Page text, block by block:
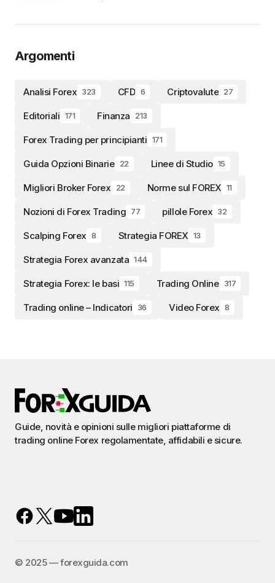
Argomenti
Analisi Forex 323 CFD 6 Criptovalute 27
Editoriali 171 Finanza 213
Forex Trading per principianti 171
Guida Opzioni Binarie 22 Linee di Studio 15
Migliori Broker Forex 22 Norme sul FOREX 11
Nozioni di Forex Trading 77 pillole Forex 32
Scalping Forex 8 Strategia FOREX 13
Strategia Forex avanzata 144
Strategia Forex: le basi 115 Trading Online 317
Trading online – Indicatori 36 Video Forex 8
Guide, novità e opinioni sulle migliori piattaforme di
trading online Forex regolamentate, affidabili e sicure.
©️ 2025 — forexguida.com